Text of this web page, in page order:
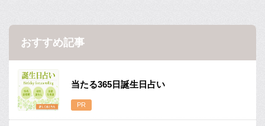
おすすめ記事
当たる365日誕生日占い